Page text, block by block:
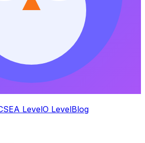
A LevelO LevelBlog